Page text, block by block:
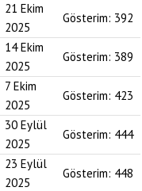
21 Ekim
2025
Gösterim: 392
14 Ekim
2025
Gösterim: 389
7 Ekim
2025
Gösterim: 423
30 Eylül
2025
Gösterim: 444
23 Eylül
2025
Gösterim: 448